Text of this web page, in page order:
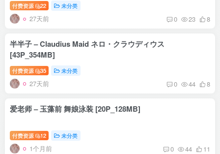
付费资源 22 未分类
27天前 0 23 8
半半子 – Claudius Maid ネロ・クラウディウス
[43P_354MB]
付费资源 35 未分类
27天前 0 44 8
爱老师 – 玉藻前 舞娘泳装 [20P_128MB]
付费资源 12 未分类
1个月前 0 44 11